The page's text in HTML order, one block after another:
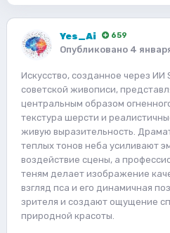
Yes_Ai 659
Опубликовано 4
Искусство, созданное через ИИ
советской живописи,
центральным образом
текстура шерсти и
живую выразительность.
теплых тонов неба усиливают
воздействие сцены, а
теням делает изображение
взгляд пса и его динамичная
зрителя и создают ощущение
природной красоты.